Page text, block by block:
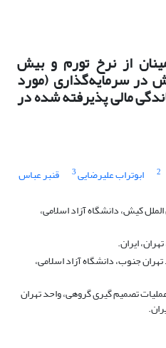
از نرخ تورم و بیش
در سرمایه‌گذاری (مورد
مالی پذیرفته شده در
2 ابوتراب علیرضایی3 قنبر عباس
کیش، دانشگاه آزاد اسلامی،
ایران.
جنوب، دانشگاه آزاد اسلامی،
تصمیم گیری گروهی، واحد تهران